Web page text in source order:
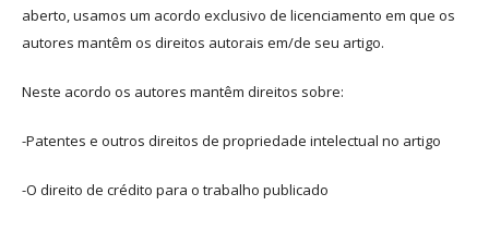
aberto, usamos um acordo exclusivo de licenciamento em que os
autores mantêm os direitos autorais em/de seu artigo.
Neste acordo os autores mantêm direitos sobre:
-Patentes e outros direitos de propriedade intelectual no artigo
-O direito de crédito para o trabalho publicado